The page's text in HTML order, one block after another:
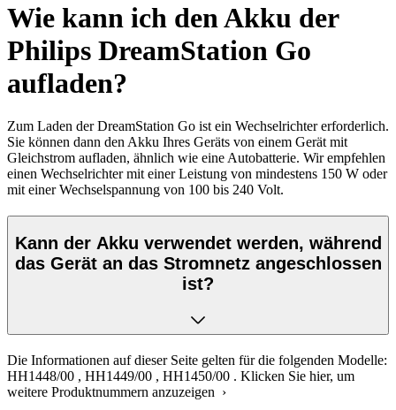
Wie kann ich den Akku der
Philips DreamStation Go
aufladen?
Zum Laden der DreamStation Go ist ein Wechselrichter erforderlich.
Sie können dann den Akku Ihres Geräts von einem Gerät mit
Gleichstrom aufladen, ähnlich wie eine Autobatterie. Wir empfehlen
einen Wechselrichter mit einer Leistung von mindestens 150 W oder
mit einer Wechselspannung von 100 bis 240 Volt.
Kann der Akku verwendet werden, während
das Gerät an das Stromnetz angeschlossen
ist?
Die Informationen auf dieser Seite gelten für die folgenden Modelle:
HH1448/00 , HH1449/00 , HH1450/00 . Klicken Sie hier, um
weitere Produktnummern anzuzeigen ›